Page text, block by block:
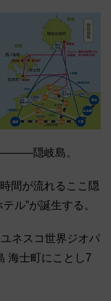
―――隠岐島。
間が流れるここ隠
ル”が誕生する。
ネスコ世界ジオパ
海士町にことし7